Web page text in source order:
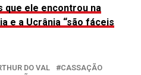
que ele encontrou na
e a Ucrânia “são fáceis
DO VAL
CASSAÇÃO